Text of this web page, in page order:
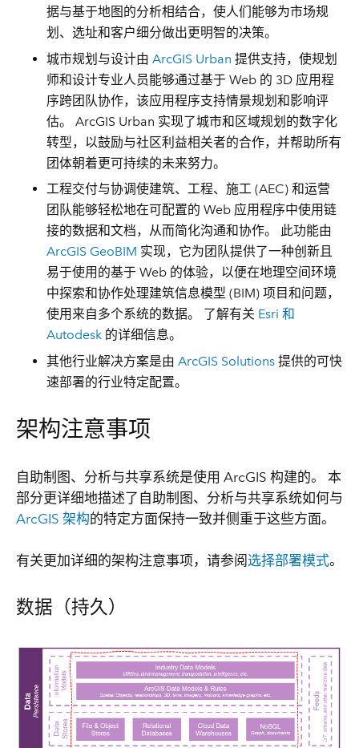
据与基于地图的分析相结合，使人们能够为市场规
划、选址和客户细分做出更明智的决策。
城市规划与设计由ArcGIS Urban 提供支持，使规划
师和设计专业人员能够通过基于 Web 的 3D 应用程
序跨团队协作，该应用程序支持情景规划和影响评
估。 ArcGIS Urban 实现了城市和区域规划的数字化
转型，以鼓励与社区利益相关者的合作，并帮助所有
团体朝着更可持续的未来努力。
工程交付与协调使建筑、工程、施工 (AEC) 和运营
团队能够轻松地在可配置的 Web 应用程序中使用链
接的数据和文档，从而简化沟通和协作。 此功能由
ArcGIS GeoBIM 实现，它为团队提供了一种创新且
易于使用的基于 Web 的体验，以便在地理空间环境
中探索和协作处理建筑信息模型 (BIM) 项目和问题，
使用来自多个系统的数据。 了解有关 Esri 和
Autodesk 的详细信息。
其他行业解决方案是由ArcGIS Solutions 提供的可快
速部署的行业特定配置。
架构注意事项
自助制图、分析与共享系统是使用 ArcGIS 构建的。 本
部分更详细地描述了自助制图、分析与共享系统如何与
ArcGIS 架构的特定方面保持一致并侧重于这些方面。
有关更加详细的架构注意事项，请参阅选择部署模式。
数据（持久）